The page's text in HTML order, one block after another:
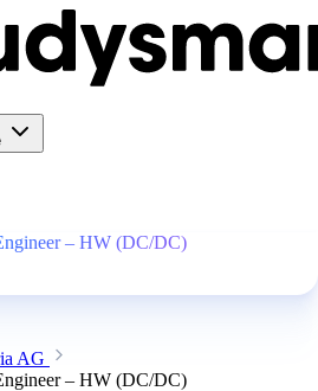
– HW (DC/DC)
AG
– HW (DC/DC)